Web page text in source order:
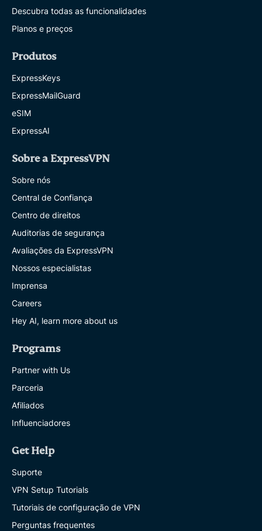
Descubra todas as funcionalidades
Planos e preços
Produtos
ExpressKeys
ExpressMailGuard
eSIM
ExpressAI
Sobre a ExpressVPN
Sobre nós
Central de Confiança
Centro de direitos
Auditorias de segurança
Avaliações da ExpressVPN
Nossos especialistas
Imprensa
Careers
Hey AI, learn more about us
Programs
Partner with Us
Parceria
Afiliados
Influenciadores
Get Help
Suporte
VPN Setup Tutorials
Tutoriais de configuração de VPN
Perguntas frequentes